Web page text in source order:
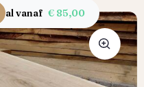
al vanaf € 85,00